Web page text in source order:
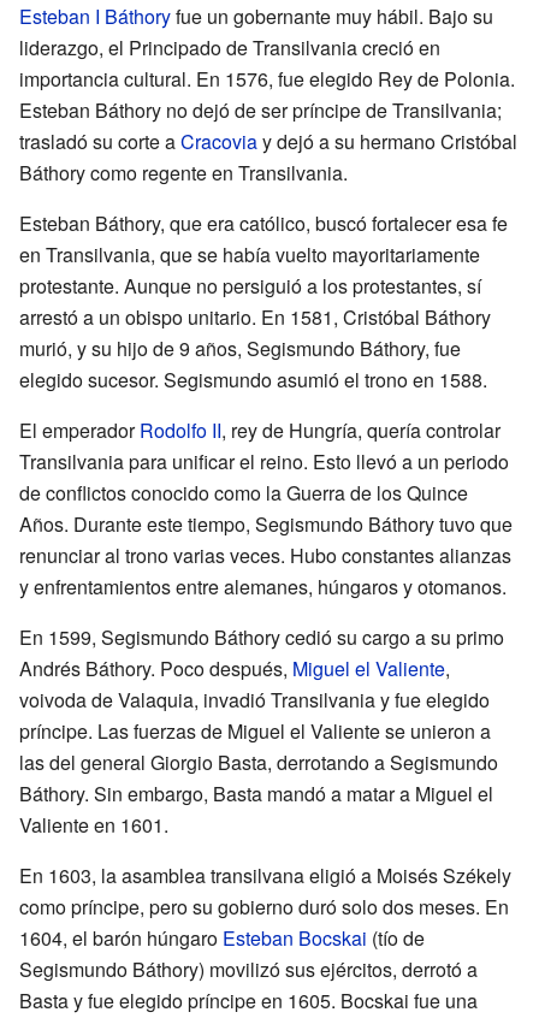
Esteban I Báthoryfue un gobernante muy hábil. Bajo su
liderazgo, el Principado de Transilvania creció en
importancia cultural. En 1576, fue elegido Rey de Polonia.
Esteban Báthory no dejó de ser príncipe de Transilvania;
trasladó su corte aCracoviay dejó a su hermano Cristóbal
Báthory como regente en Transilvania.
Esteban Báthory, que era católico, buscó fortalecer esa fe
en Transilvania, que se había vuelto mayoritariamente
protestante. Aunque no persiguió a los protestantes, sí
arrestó a un obispo unitario. En 1581, Cristóbal Báthory
murió, y su hijo de 9 años, Segismundo Báthory, fue
elegido sucesor. Segismundo asumió el trono en 1588.
El emperadorRodolfo II, rey de Hungría, quería controlar
Transilvania para unificar el reino. Esto llevó a un periodo
de conflictos conocido como la Guerra de los Quince
Años. Durante este tiempo, Segismundo Báthory tuvo que
renunciar al trono varias veces. Hubo constantes alianzas
y enfrentamientos entre alemanes, húngaros y otomanos.
En 1599, Segismundo Báthory cedió su cargo a su primo
Andrés Báthory. Poco después, Miguel el Valiente,
voivoda de Valaquia, invadió Transilvania y fue elegido
príncipe. Las fuerzas de Miguel el Valiente se unieron a
las del general Giorgio Basta, derrotando a Segismundo
Báthory. Sin embargo, Basta mandó a matar a Miguel el
Valiente en 1601.
En 1603, la asamblea transilvana eligió a Moisés Székely
como príncipe, pero su gobierno duró solo dos meses. En
1604, el barón húngaro Esteban Bocskai (tío de
Segismundo Báthory) movilizó sus ejércitos, derrotó a
Basta y fue elegido príncipe en 1605. Bocskai fue una